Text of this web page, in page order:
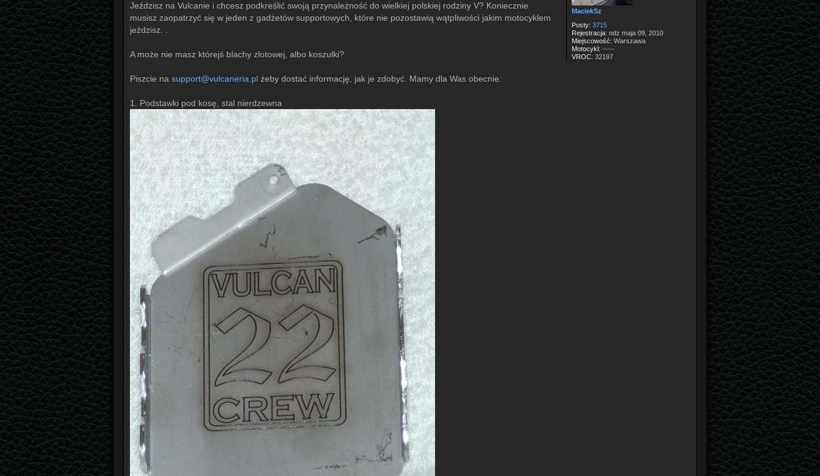
MaciekSz
Posty: 3715
Rejestracja: ndz maja 09, 2010
Miejscowość: Warszawa
Motocykl: -----
VROC: 32197
Jeździsz na Vulcanie i chcesz podkreślić swoją przynależność do wielkiej polskiej rodziny V? Koniecznie
musisz zaopatrzyć się w jeden z gadżetów supportowych, które nie pozostawią wątpliwości jakim motocyklem
jeździsz. .
A może nie masz którejś blachy zlotowej, albo koszulki?
Piszcie na support@vulcaneria.plżeby dostać informację, jak je zdobyć. Mamy dla Was obecnie:
1. Podstawki pod kosę, stal nierdzewna